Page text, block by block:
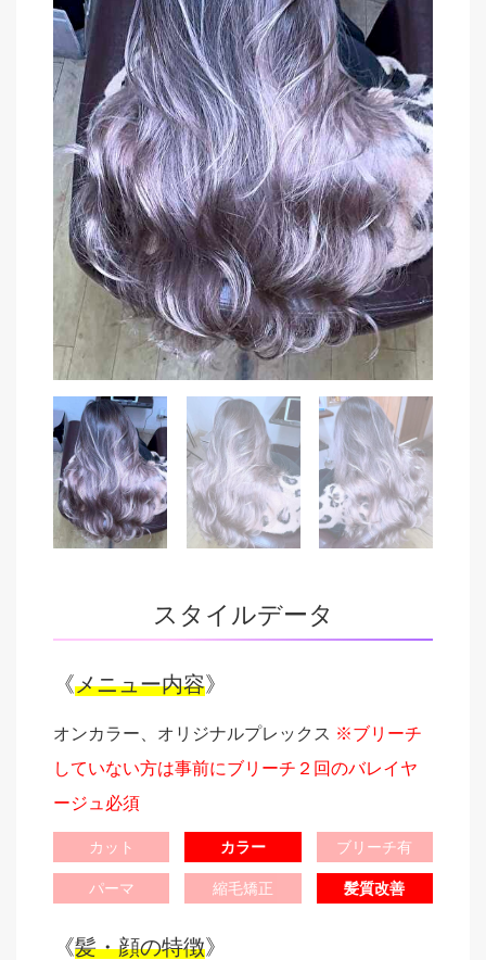
スタイルデータ
《メニュー内容》
オンカラー、オリジナルプレックス ※ブリーチ
していない方は事前にブリーチ２回のバレイヤ
ージュ必須
カット カラー ブリーチ有
パーマ 縮毛矯正 髪質改善
《髪・顔の特徴》